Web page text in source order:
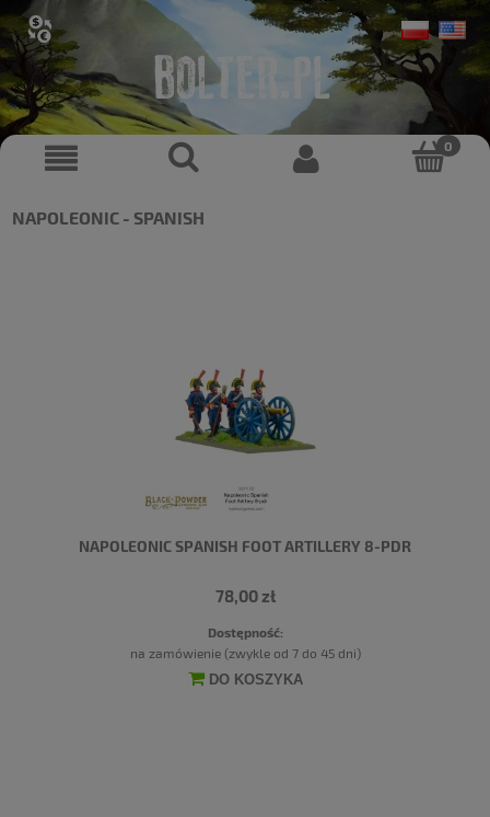
NAPOLEONIC - SPANISH
NAPOLEONIC SPANISH FOOT ARTILLERY 8-PDR
78,00 zł
Dostępność:
na zamówienie (zwykle od 7 do 45 dni)
DO KOSZYKA